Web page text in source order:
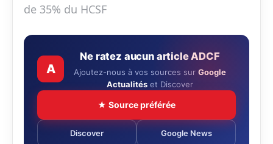
de 35% du HCSF
A
Ne ratez aucun article ADCF
Ajoutez-nous à vos sources sur Google
Actualités et Discover
★ Source préférée
Discover Google News